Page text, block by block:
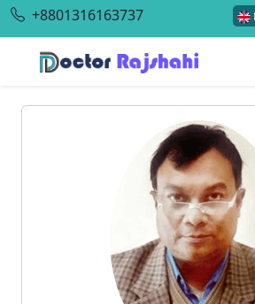
+8801316163737